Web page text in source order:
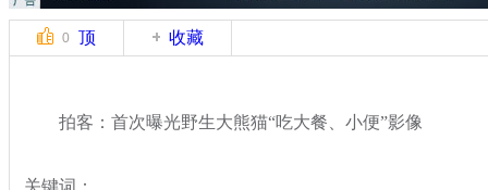
0 顶 收藏
拍客：首次曝光野生大熊猫“吃大餐、小便”影像
关键词：